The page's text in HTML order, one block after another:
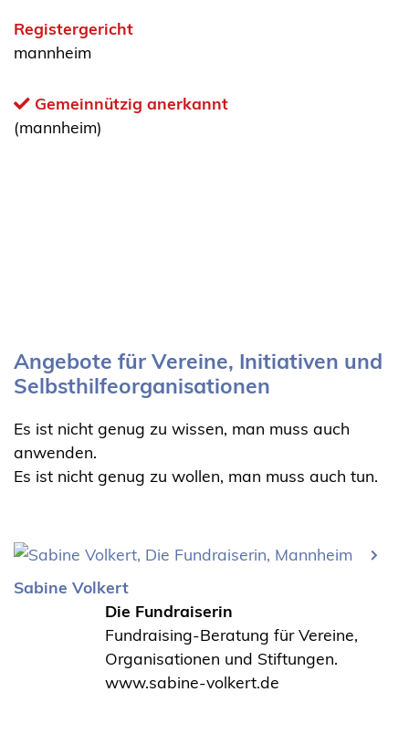
Registergericht
mannheim
Gemeinnützig anerkannt
(mannheim)
Angebote für Vereine, Initiativen und
Selbsthilfeorganisationen
Es ist nicht genug zu wissen, man muss auch
anwenden.
Es ist nicht genug zu wollen, man muss auch tun.
Sabine Volkert
Die Fundraiserin
Fundraising-Beratung für Vereine,
Organisationen und Stiftungen.
www.sabine-volkert.de